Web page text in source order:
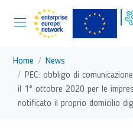
Vai ai contenuti
torna al menu di scelta rapida
Menu di
Home
News
PEC: obbligo di
il 1° ottobre 2020 per le
notificato il proprio domicilio